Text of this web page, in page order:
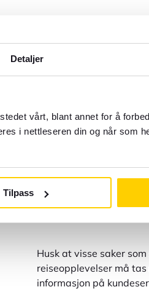
Detaljer
vårt, blant annet for å
i nettleseren din og når som
Tilpass
Husk at visse saker
reiseopplevelser må
informasjon på